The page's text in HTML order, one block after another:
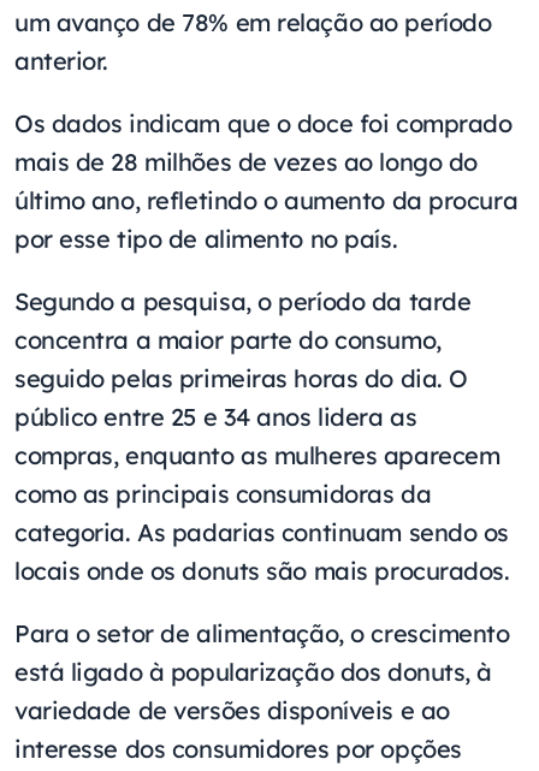
um avanço de 78% em relação ao período
anterior.
Os dados indicam que o doce foi comprado
mais de 28 milhões de vezes ao longo do
último ano, refletindo o aumento da procura
por esse tipo de alimento no país.
Segundo a pesquisa, o período da tarde
concentra a maior parte do consumo,
seguido pelas primeiras horas do dia. O
público entre 25 e 34 anos lidera as
compras, enquanto as mulheres aparecem
como as principais consumidoras da
categoria. As padarias continuam sendo os
locais onde os donuts são mais procurados.
Para o setor de alimentação, o crescimento
está ligado à popularização dos donuts, à
variedade de versões disponíveis e ao
interesse dos consumidores por opções